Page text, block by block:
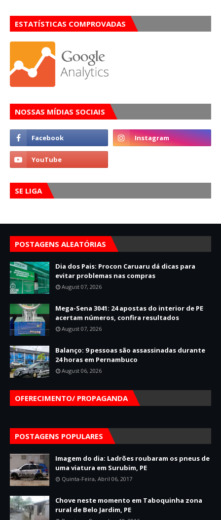
ESTATÍSTICAS COMPROVADAS
NOSSAS MÍDIAS SOCIAIS
SE LIGA
POSTAGENS ALEATÓRIAS
Dia dos Pais: Procon Caruaru dá dicas para
evitar problemas nas compras
August 07, 2026
Mega-Sena 3041: 24 apostas do interior de PE
acertam números, confira resultados
August 07, 2026
Balanço: 9 pessoas são assassinadas durante
24 horas em Pernambuco
August 06, 2026
OFERECIMENTO/ PROPAGANDA
POSTAGENS POPULARES
Imagem do dia: Ladrões roubaram os pneus de
uma viatura em Surubim, PE
Quinta-Feira, Abril 06, 2017
Chove neste momento em Taboquinha zona
rural de Belo Jardim, PE